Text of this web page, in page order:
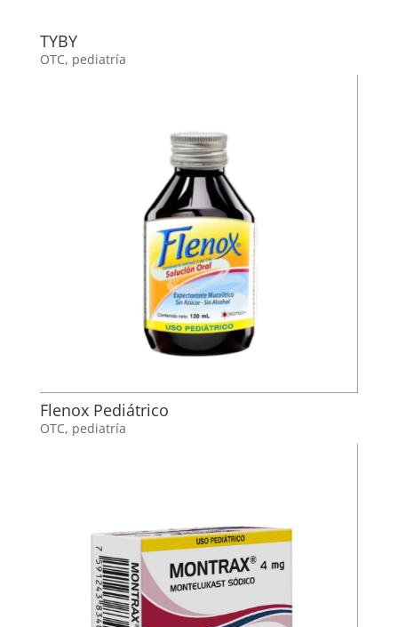
TYBY
OTC, pediatría
Flenox Pediátrico
OTC, pediatría